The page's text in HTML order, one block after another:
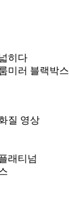
히다
미러 블랙박스
질 영상
래티넘